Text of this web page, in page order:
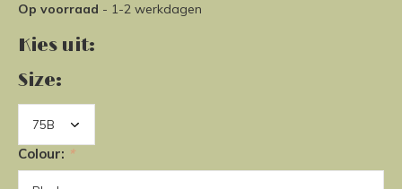
Op voorraad - 1-2 werkdagen
Kies uit:
Size:
Colour: *